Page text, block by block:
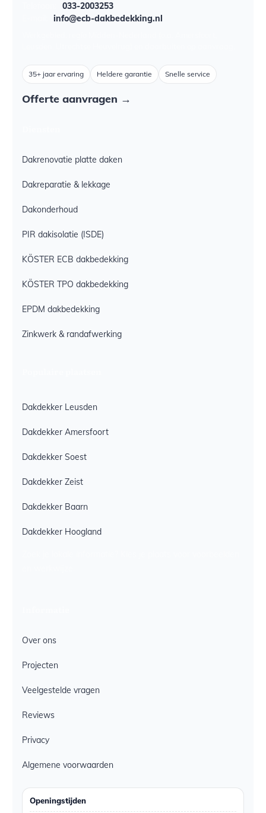
033-2003253
info@ecb-dakbedekking.nl
35+ jaar ervaring Heldere garantie Snelle service
Offerte aanvragen →
Dakrenovatie platte daken
Dakreparatie & lekkage
Dakonderhoud
PIR dakisolatie (ISDE)
KÖSTER ECB dakbedekking
KÖSTER TPO dakbedekking
EPDM dakbedekking
Zinkwerk & randafwerking
Dakdekker Leusden
Dakdekker Amersfoort
Dakdekker Soest
Dakdekker Zeist
Dakdekker Baarn
Dakdekker Hoogland
Over ons
Projecten
Veelgestelde vragen
Reviews
Privacy
Algemene voorwaarden
Openingstijden